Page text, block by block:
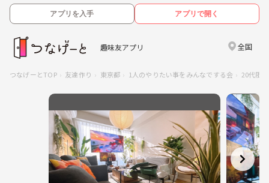
アプリを入手 アプリで開く
趣味友アプリ 全国
つなげーとTOP 友達作り 東京都 1人のやりたい事をみんなでする会 20代限